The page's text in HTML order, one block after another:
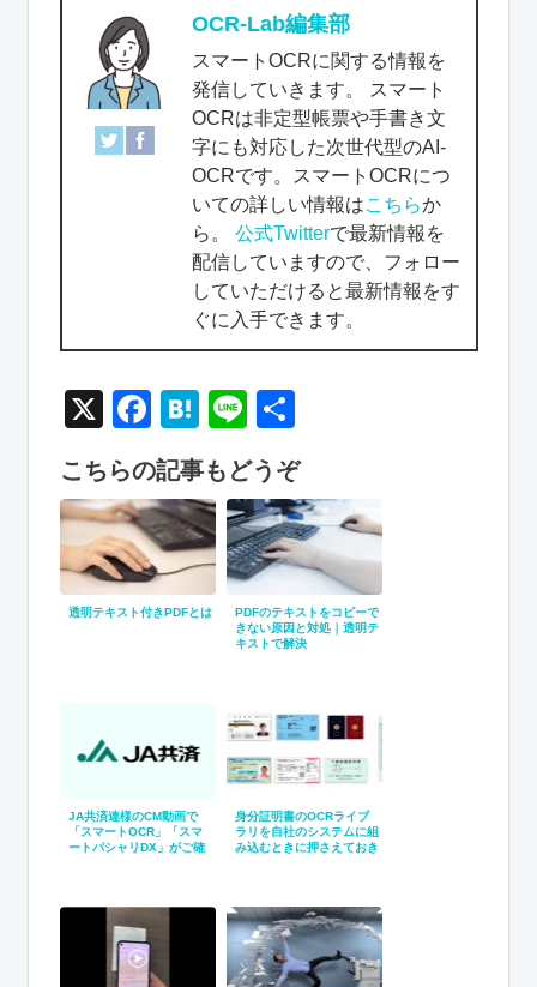
OCR-Lab編集部
スマートOCRに関する情報を
発信していきます。 スマート
OCRは非定型帳票や手書き文
字にも対応した次世代型のAI-
OCRです。スマートOCRにつ
いての詳しい情報はこちらか
ら。 公式Twitterで最新情報を
配信していますので、フォロー
していただけると最新情報をす
ぐに入手できます。
X Facebook
Hatena
Line
こちらの記事もどうぞ
透明テキスト付きPDFとは
PDFのテキストをコピーで
きない原因と対処｜透明テ
キストで解決
JA共済連様のCM動画で
「スマートOCR」「スマ
ートパシャリDX」がご確
身分証明書のOCRライブ
ラリを自社のシステムに組
み込むときに押さえておき